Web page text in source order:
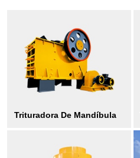
Trituradora De Mandíbula